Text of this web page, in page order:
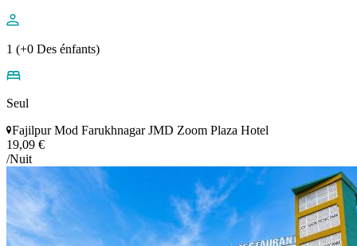
1 (+0 Des énfants)
Seul
Fajilpur Mod Farukhnagar JMD Zoom Plaza Hotel
19,09 €
/Nuit